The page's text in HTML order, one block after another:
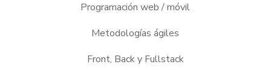
Programación web / móvil
Metodologías ágiles
Front, Back y Fullstack